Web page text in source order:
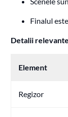
Finalul
Detalii
Element
Regizor